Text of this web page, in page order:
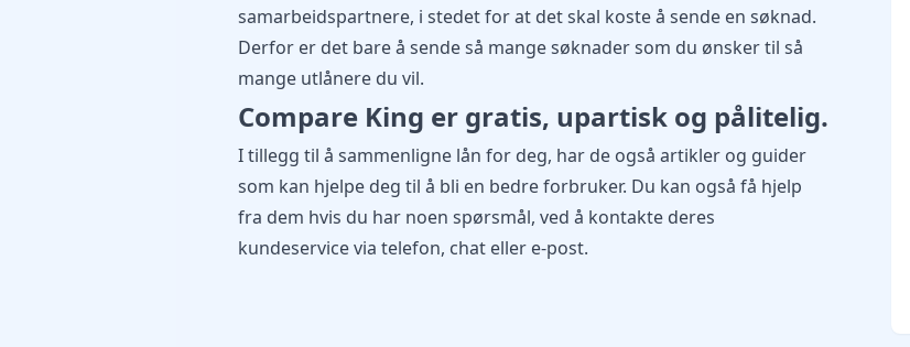
samarbeidspartnere, i stedet for at det skal koste å sende en søknad.
Derfor er det bare å sende så mange søknader som du ønsker til så
mange utlånere du vil.
Compare King er gratis, upartisk og pålitelig.
I tillegg til å sammenligne lån for deg, har de også artikler og guider
som kan hjelpe deg til å bli en bedre forbruker. Du kan også få hjelp
fra dem hvis du har noen spørsmål, ved å kontakte deres
kundeservice via telefon, chat eller e-post.